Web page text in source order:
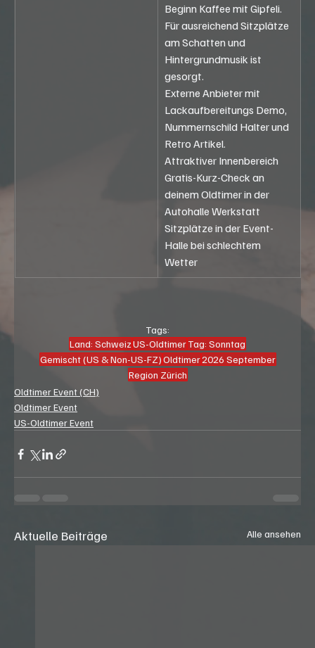
Beginn Kaffee mit Gipfeli.
Für ausreichend Sitzplätze
am Schatten und
Hintergrundmusik ist
gesorgt.
Externe Anbieter mit
Lackaufbereitungs Demo,
Nummernschild Halter und
Retro Artikel.
Attraktiver Innenbereich
Gratis-Kurz-Check an
deinem Oldtimer in der
Autohalle Werkstatt
Sitzplätze in der Event-
Halle bei schlechtem
Wetter
Tags:
Land: SchweizUS-OldtimerTag: Sonntag
Gemischt (US & Non-US-FZ)Oldtimer2026 September
Region Zürich
Oldtimer Event (CH)
Oldtimer Event
US-Oldtimer Event
Aktuelle Beiträge Alle ansehen